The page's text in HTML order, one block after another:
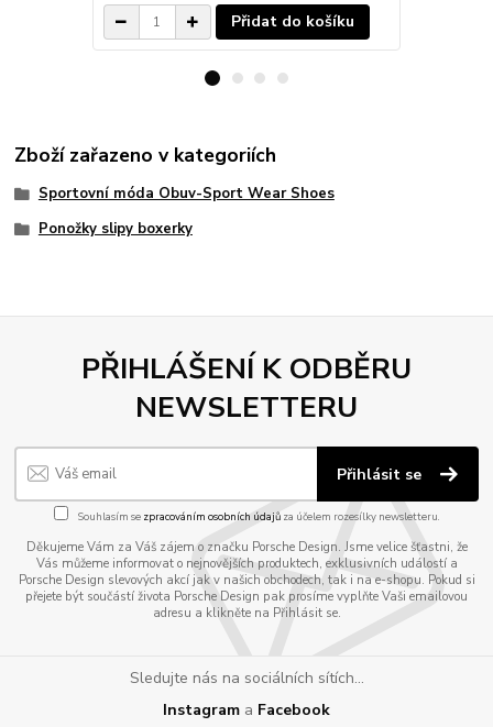
Přidat do košíku
Zboží zařazeno v kategoriích
Sportovní móda Obuv-Sport Wear Shoes
Ponožky slipy boxerky
PŘIHLÁŠENÍ K ODBĚRU
NEWSLETTERU
Přihlásit se
Souhlasím se zpracováním osobních údajůza účelem rozesílky newsletteru.
Děkujeme Vám za Váš zájem o značku Porsche Design. Jsme velice šťastni, že
Vás můžeme informovat o nejnovějších produktech, exklusivních událostí a
Porsche Design slevových akcí jak v našich obchodech, tak i na e-shopu. Pokud si
přejete být součástí života Porsche Design pak prosíme vyplňte Vaši emailovou
adresu a klikněte na Přihlásit se.
Sledujte nás na sociálních sítích...
Instagram a Facebook